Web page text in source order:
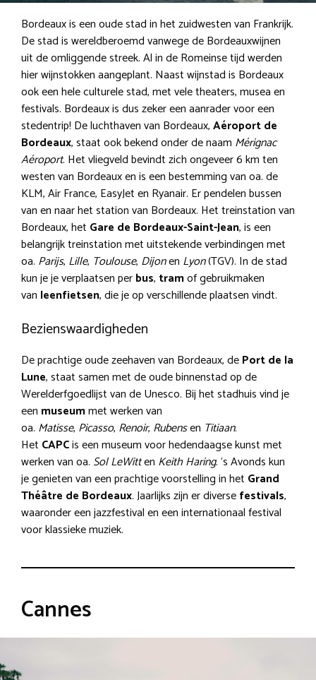
Bordeaux is een oude stad in het zuidwesten van Frankrijk.
De stad is wereldberoemd vanwege de Bordeauxwijnen
uit de omliggende streek. Al in de Romeinse tijd werden
hier wijnstokken aangeplant. Naast wijnstad is Bordeaux
ook een hele culturele stad, met vele theaters, musea en
festivals. Bordeaux is dus zeker een aanrader voor een
stedentrip! De luchthaven van Bordeaux,Aéroport de
Bordeaux, staat ook bekend onder de naam Mérignac
Aéroport. Het vliegveld bevindt zich ongeveer 6 km ten
westen van Bordeaux en is een bestemming van oa. de
KLM, Air France, EasyJet en Ryanair. Er pendelen bussen
van en naar het station van Bordeaux. Het treinstation van
Bordeaux, het Gare de Bordeaux-Saint-Jean, is een
belangrijk treinstation met uitstekende verbindingen met
oa. Parijs, Lille, Toulouse, Dijonen Lyon(TGV). In de stad
kun je je verplaatsen perbus, tramof gebruikmaken
van leenfietsen, die je op verschillende plaatsen vindt.
Bezienswaardigheden
De prachtige oude zeehaven van Bordeaux, dePort de la
Lune, staat samen met de oude binnenstad op de
Werelderfgoedlijst van de Unesco. Bij het stadhuis vind je
een museummet werken van
oa. Matisse, Picasso, Renoir, Rubensen Titiaan.
Het CAPCis een museum voor hedendaagse kunst met
werken van oa. Sol LeWitten Keith Haring. ‘s Avonds kun
je genieten van een prachtige voorstelling in het Grand
Théâtre de Bordeaux. Jaarlijks zijn er diversefestivals,
waaronder een jazzfestival en een internationaal festival
voor klassieke muziek.
Cannes